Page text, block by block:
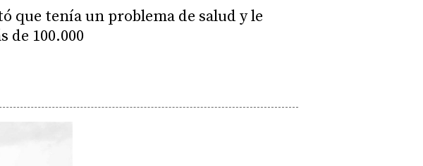
que tenía un problema de salud y le
de 100.000